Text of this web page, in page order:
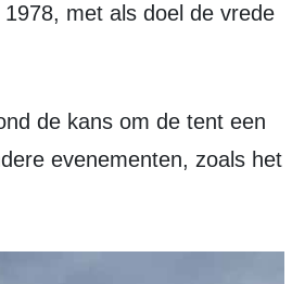
met als doel de vrede
evenementen, zoals het